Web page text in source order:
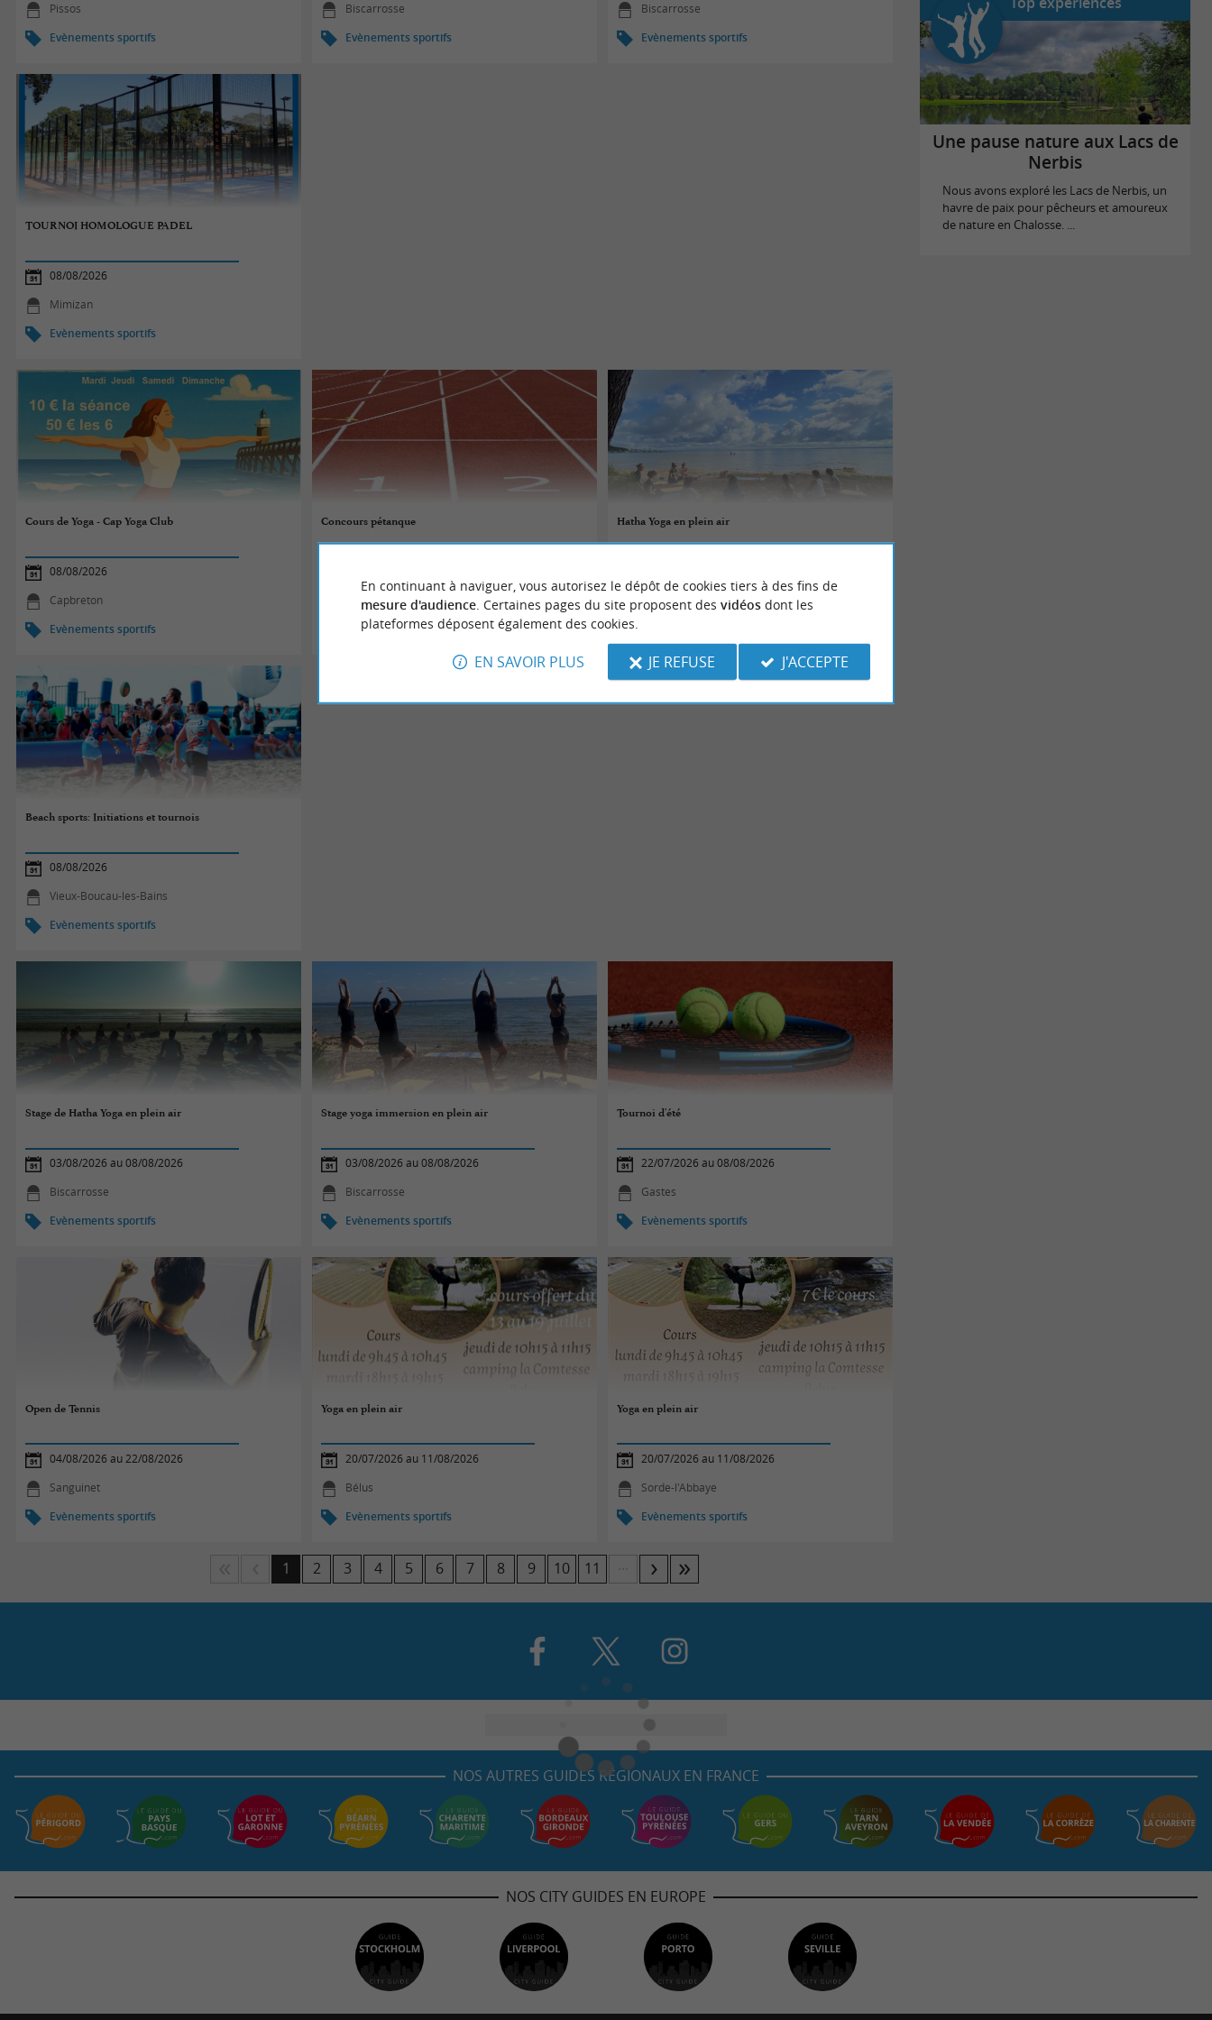
Pissos
Evènements sportifs
Biscarrosse
Evènements sportifs
Biscarrosse
Evènements sportifs
TOURNOI HOMOLOGUE PADEL
08/08/2026
Mimizan
Evènements sportifs
Cours de Yoga - Cap Yoga Club
08/08/2026
Capbreton
Evènements sportifs
Concours pétanque
Pissos
Evènements sportifs
Hatha Yoga en plein air
Biscarrosse
Beach sports: Initiations et tournois
08/08/2026
Vieux-Boucau-les-Bains
Evènements sportifs
Stage de Hatha Yoga en plein air
03/08/2026 au 08/08/2026
Biscarrosse
Evènements sportifs
Stage yoga immersion en plein air
03/08/2026 au 08/08/2026
Biscarrosse
Evènements sportifs
Tournoi d'été
22/07/2026 au 08/08/2026
Gastes
Evènements sportifs
Open de Tennis
04/08/2026 au 22/08/2026
Sanguinet
Evènements sportifs
Yoga en plein air
20/07/2026 au 11/08/2026
Bélus
Evènements sportifs
Yoga en plein air
20/07/2026 au 11/08/2026
Sorde-l'Abbaye
Evènements sportifs
1 2 3 4 5 6 7 8 9 10 11
Une pause nature aux Lacs de
Nerbis
Nous avons exploré les Lacs de Nerbis, un
havre de paix pour pêcheurs et amoureux
de nature en Chalosse. ...
NOS AUTRES GUIDES RÉGIONAUX EN FRANCE
NOS CITY GUIDES EN EUROPE
En continuant à naviguer, vous autorisez le dépôt de cookies tiers à des fins de
mesure d'audience. Certaines pages du site proposent des vidéosdont les
plateformes déposent également des cookies.
EN SAVOIR PLUS JE REFUSE J'ACCEPTE